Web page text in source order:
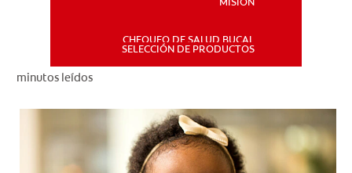
SELECCIÓN DE PRODUCTOS
CHEQUEO DE SALUD BUCAL
SELECCIÓN DE PRODUCTOS
minutos leídos